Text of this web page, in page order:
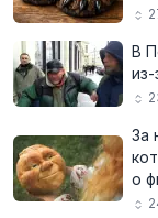
В
За
о